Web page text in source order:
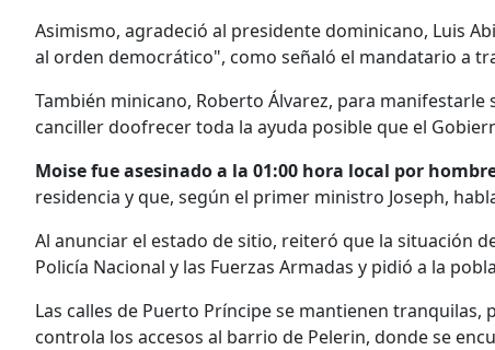
Asimismo, agradeció al presidente dominicano, Luis
al orden democrático", como señaló el mandatario a
También minicano, Roberto Álvarez, para
canciller doofrecer toda la ayuda posible que el
Moise fue asesinado a la 01:00 hora local por
residencia y que, según el primer ministro Joseph,
Al anunciar el estado de sitio, reiteró que la situación
Policía Nacional y las Fuerzas Armadas y pidió a la
Las calles de Puerto Príncipe se mantienen
controla los accesos al barrio de Pelerin, donde se